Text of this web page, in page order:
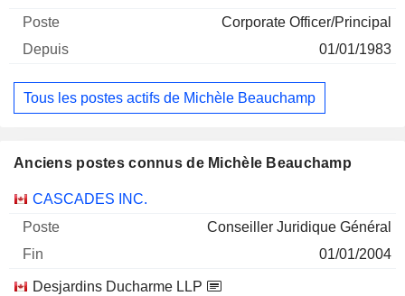
Corporate Officer/Principal
01/01/1983
Tous les postes actifs de Michèle Beauchamp
Anciens postes connus de Michèle Beauchamp
Sociétés Poste Fin
CASCADES INC.
Conseiller Juridique Général
01/01/2004
Desjardins Ducharme LLP